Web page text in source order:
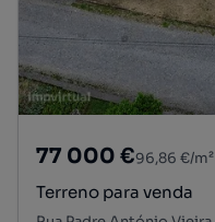
77 000 €96,86 €/m²
Terreno para venda